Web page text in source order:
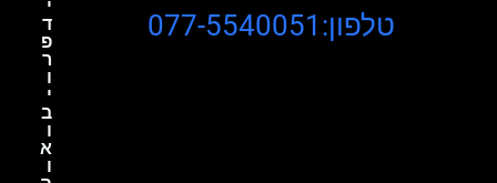
י
ד
פ
ר
ו
י
ב
ו
א
ו
טלפון:077-5540051